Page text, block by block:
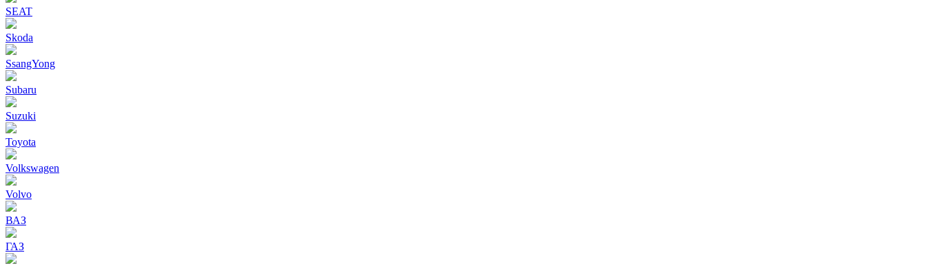
SEAT
Skoda
SsangYong
Subaru
Suzuki
Toyota
Volkswagen
Volvo
ВАЗ
ГАЗ